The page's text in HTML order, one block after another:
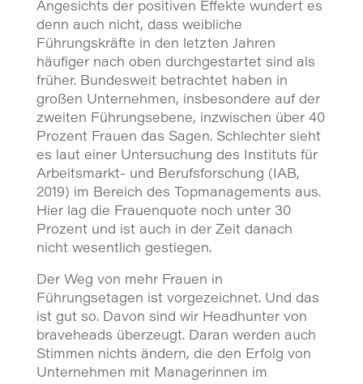
Angesichts der positiven Effekte wundert es
denn auch nicht, dass weibliche
Führungskräfte in den letzten Jahren
häufiger nach oben durchgestartet sind als
früher. Bundesweit betrachtet haben in
großen Unternehmen, insbesondere auf der
zweiten Führungsebene, inzwischen über 40
Prozent Frauen das Sagen. Schlechter sieht
es laut einer Untersuchung des Instituts für
Arbeitsmarkt- und Berufsforschung (IAB,
2019) im Bereich des Topmanagements aus.
Hier lag die Frauenquote noch unter 30
Prozent und ist auch in der Zeit danach
nicht wesentlich gestiegen.
Der Weg von mehr Frauen in
Führungsetagen ist vorgezeichnet. Und das
ist gut so. Davon sind wir Headhunter von
braveheads überzeugt. Daran werden auch
Stimmen nichts ändern, die den Erfolg von
Unternehmen mit Managerinnen im